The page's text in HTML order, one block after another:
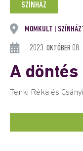
SZÍNHÁZ
MOMKULT
2023. OKTÓBER 08.
A döntés
Tenki Réka és